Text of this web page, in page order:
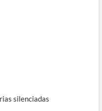
silenciadas